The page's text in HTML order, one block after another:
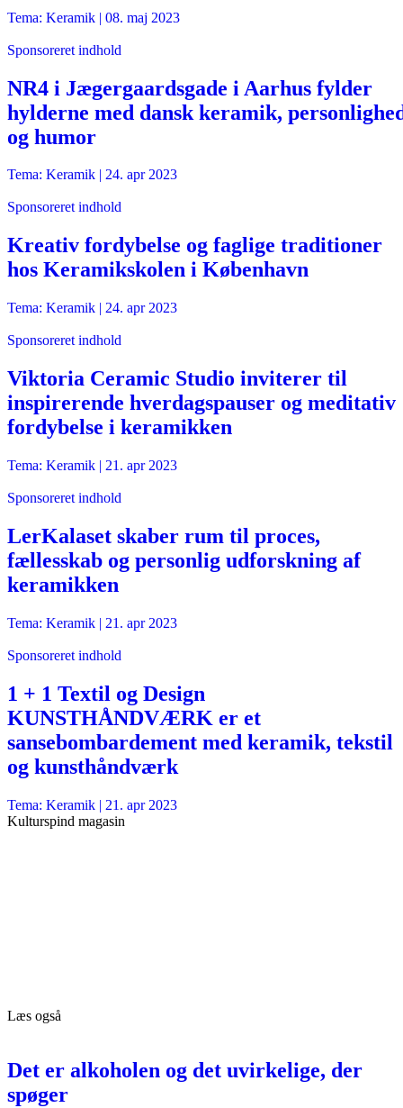
Tema: Keramik | 08. maj 2023
Sponsoreret indhold
NR4 i Jægergaardsgade i Aarhus fylder
hylderne med dansk keramik,
og humor
Tema: Keramik | 24. apr 2023
Sponsoreret indhold
Kreativ fordybelse og faglige traditioner
hos Keramikskolen i København
Tema: Keramik | 24. apr 2023
Sponsoreret indhold
Viktoria Ceramic Studio inviterer til
inspirerende hverdagspauser og meditativ
fordybelse i keramikken
Tema: Keramik | 21. apr 2023
Sponsoreret indhold
LerKalaset skaber rum til proces,
fællesskab og personlig udforskning af
keramikken
Tema: Keramik | 21. apr 2023
Sponsoreret indhold
1 + 1 Textil og Design
KUNSTHÅNDVÆRK er et
sansebombardement med keramik, tekstil
og kunsthåndværk
Tema: Keramik | 21. apr 2023
Kulturspind magasin
Læs også
Det er alkoholen og det uvirkelige, der
spøger